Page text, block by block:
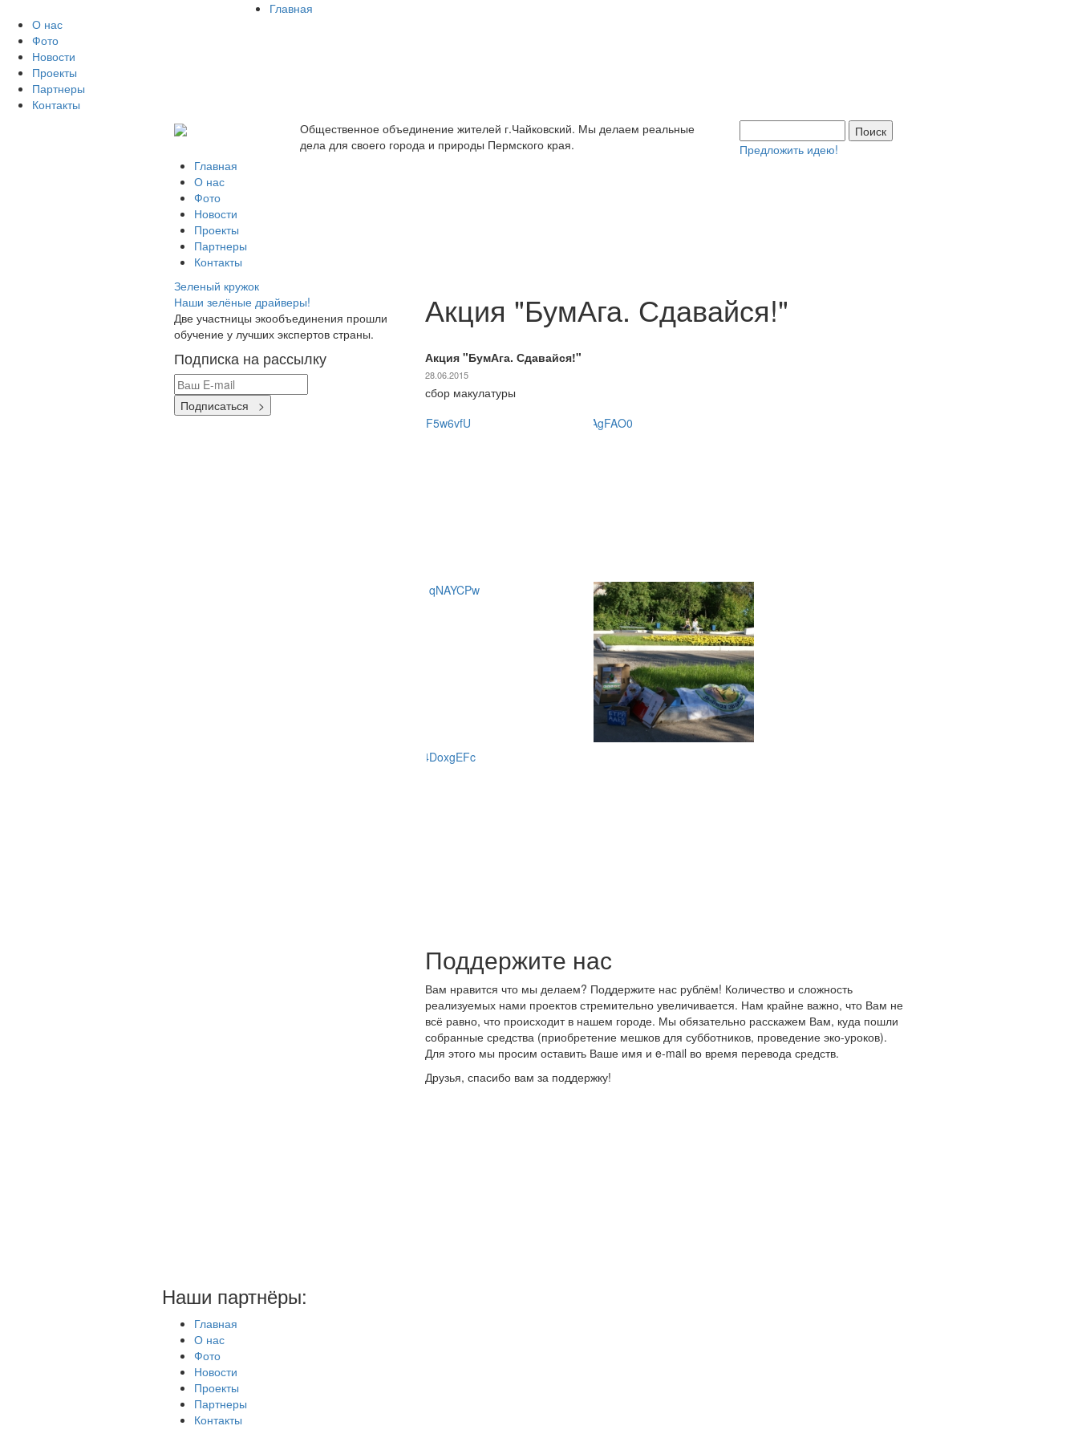
Главная
О нас
Фото
Новости
Проекты
Партнеры
Контакты
Общественное объединение жителей г.Чайковский. Мы делаем реальные
дела для своего города и природы Пермского края.
Предложить идею!
Главная
О нас
Фото
Новости
Проекты
Партнеры
Контакты
Зеленый кружок
Наши зелёные драйверы!
Две участницы экообъединения прошли
обучение у лучших экспертов страны.
Подписка на рассылку
Подписаться >
Акция "БумАга. Сдавайся!"
Акция "БумАга. Сдавайся!"
28.06.2015
сбор макулатуры
Поддержите нас
Вам нравится что мы делаем? Поддержите нас рублём! Количество и сложность
реализуемых нами проектов стремительно увеличивается. Нам крайне важно, что Вам не
всё равно, что происходит в нашем городе. Мы обязательно расскажем Вам, куда пошли
собранные средства (приобретение мешков для субботников, проведение эко-уроков).
Для этого мы просим оставить Ваше имя и e-mail во время перевода средств.
Друзья, спасибо вам за поддержку!
Наши партнёры:
Главная
О нас
Фото
Новости
Проекты
Партнеры
Контакты